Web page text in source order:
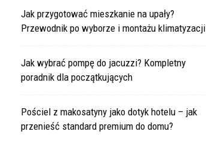
Jak przygotować mieszkanie na upały?
Przewodnik po wyborze i montażu klimatyzacji
Jak wybrać pompę do jacuzzi? Kompletny
poradnik dla początkujących
Pościel z makosatyny jako dotyk hotelu – jak
przenieść standard premium do domu?